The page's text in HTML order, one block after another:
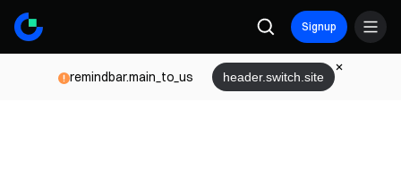
Signup
remindbar.main_to_us header.switch.site